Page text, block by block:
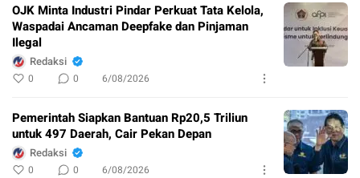
OJK Minta Industri Pindar Perkuat Tata Kelola,
Waspadai Ancaman Deepfake dan Pinjaman
Ilegal
Redaksi
0 0 6/08/2026
Pemerintah Siapkan Bantuan Rp20,5 Triliun
untuk 497 Daerah, Cair Pekan Depan
Redaksi
0 0 6/08/2026